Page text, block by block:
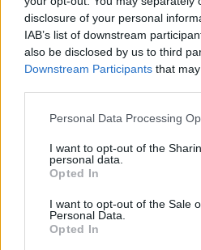
disclosure of your personal
IAB’s list of downstream
also be disclosed by us to third
Downstream Participants that
Please note that this website/app
not limited to your visit or usage
grant or deny consent to Google
use your data for below specified
consent section.
Personal Data Processing
I want to opt-out of the
personal data.
Opted In
I want to opt-out of the Sale
Personal Data.
Opted In
δήλωση σχετικά με τις
οποίες φαίνεται ότι